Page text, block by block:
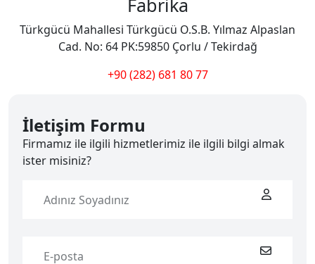
Fabrika
Türkgücü Mahallesi Türkgücü O.S.B. Yılmaz Alpaslan
Cad. No: 64 PK:59850 Çorlu / Tekirdağ
+90 (282) 681 80 77
İletişim Formu
Firmamız ile ilgili hizmetlerimiz ile ilgili bilgi almak
ister misiniz?